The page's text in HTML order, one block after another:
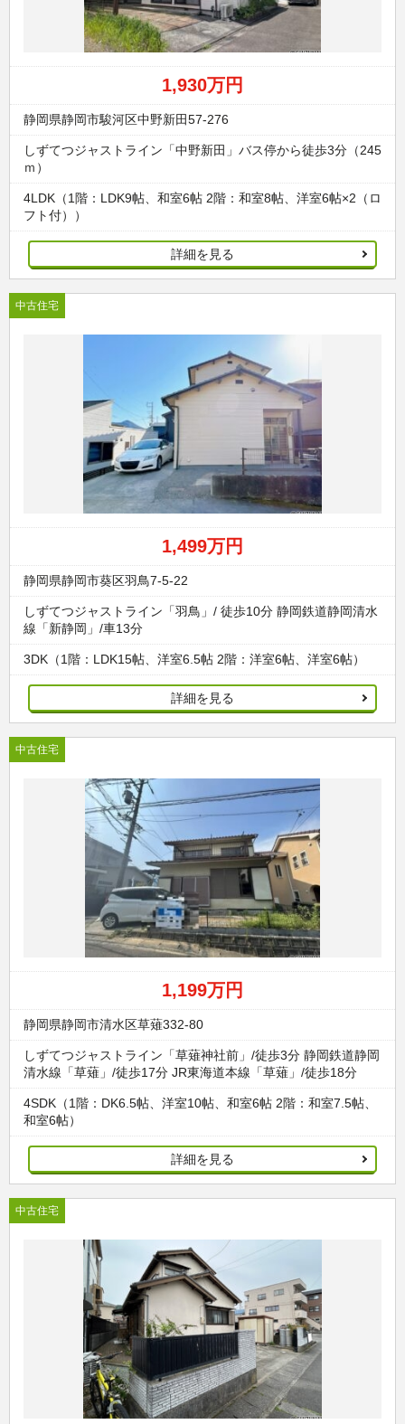
1,930万円
静岡県静岡市駿河区中野新田57-276
しずてつジャストライン「中野新田」バス停から徒歩3分（245
ｍ）
4LDK（1階：LDK9帖、和室6帖 2階：和室8帖、洋室6帖×2（ロ
フト付））
詳細を見る
中古住宅
1,499万円
静岡県静岡市葵区羽鳥7-5-22
しずてつジャストライン「羽鳥」/ 徒歩10分 静岡鉄道静岡清水
線「新静岡」/車13分
3DK（1階：LDK15帖、洋室6.5帖 2階：洋室6帖、洋室6帖）
詳細を見る
中古住宅
1,199万円
静岡県静岡市清水区草薙332-80
しずてつジャストライン「草薙神社前」/徒歩3分 静岡鉄道静岡
清水線「草薙」/徒歩17分 JR東海道本線「草薙」/徒歩18分
4SDK（1階：DK6.5帖、洋室10帖、和室6帖 2階：和室7.5帖、
和室6帖）
詳細を見る
中古住宅